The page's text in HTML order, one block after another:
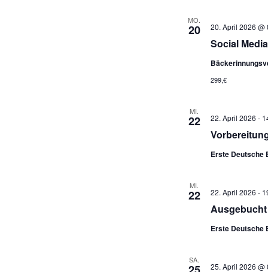
MO.
20
Social
20. April 2026 @
299,€
MI.
22 22. April 2026 -
Erste Deutsche
MI.
22
Ausgebucht
22. April 2026 -
Erste Deutsche
SA.
25. April 2026 @